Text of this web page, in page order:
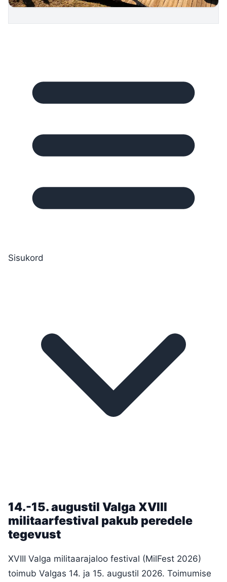
Sisukord
14.-15. augustil Valga XVIII
militaarfestival pakub peredele
tegevust
XVIII Valga militaarajaloo festival (MilFest 2026)
toimub Valgas 14. ja 15. augustil 2026. Toimumise